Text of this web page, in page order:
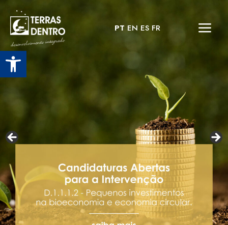
Open toolbar
PT EN ES FR